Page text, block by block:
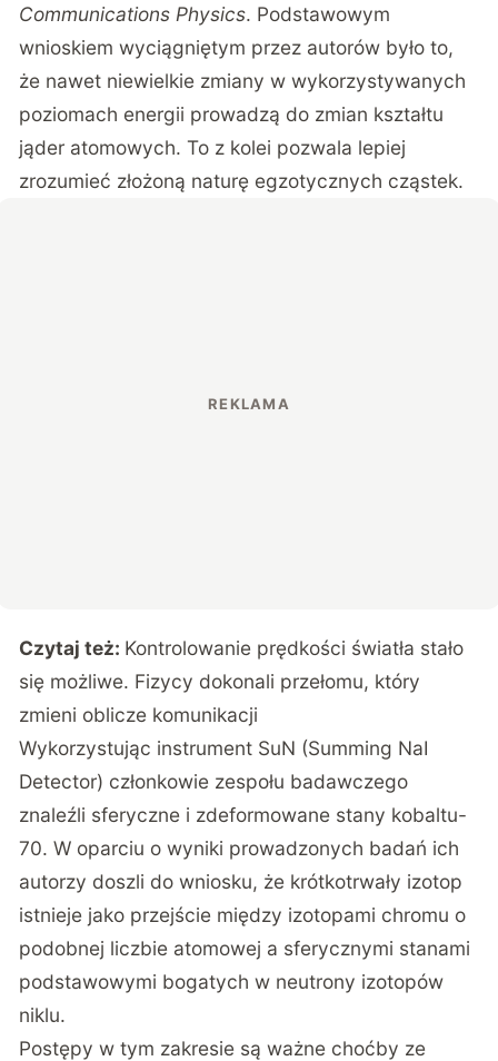
Communications Physics. Podstawowym
wnioskiem wyciągniętym przez autorów było to,
że nawet niewielkie zmiany w wykorzystywanych
poziomach energii prowadzą do zmian kształtu
jąder atomowych. To z kolei pozwala lepiej
zrozumieć złożoną naturę egzotycznych cząstek.
Czytaj też: Kontrolowanie prędkości światła stało
się możliwe. Fizycy dokonali przełomu, który
zmieni oblicze komunikacji
Wykorzystując instrument SuN (Summing NaI
Detector) członkowie zespołu badawczego
znaleźli sferyczne i zdeformowane stany kobaltu-
70. W oparciu o wyniki prowadzonych badań ich
autorzy doszli do wniosku, że krótkotrwały izotop
istnieje jako przejście między izotopami chromu o
podobnej liczbie atomowej a sferycznymi stanami
podstawowymi bogatych w neutrony izotopów
niklu.
Postępy w tym zakresie są ważne choćby ze